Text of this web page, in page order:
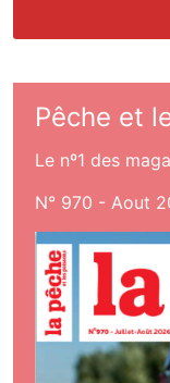
Pêche et
Le nº1 des
N° 970 - Aout